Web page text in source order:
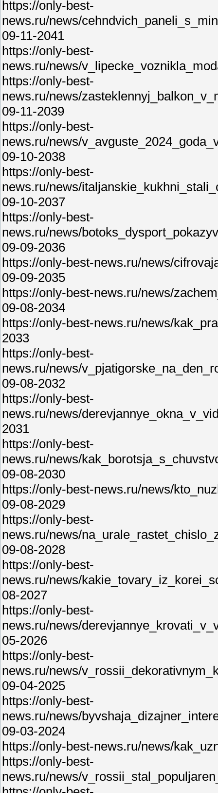
https://only-best-
news.ru/news/
09-11-2041
https://only-best-
news.ru/news/
https://only-best-
news.ru/news/
09-11-2039
https://only-best-
news.ru/news/
09-10-2038
https://only-best-
news.ru/news/
09-10-2037
https://only-best-
news.ru/news/
09-09-2036
https://only-best-news.ru/news/
09-09-2035
https://only-best-news.ru/news/
09-08-2034
https://only-best-news.ru/news/
2033
https://only-best-
news.ru/news/
09-08-2032
https://only-best-
news.ru/news/
2031
https://only-best-
news.ru/news/
09-08-2030
https://only-best-news.ru/news/
09-08-2029
https://only-best-
news.ru/news/
09-08-2028
https://only-best-
news.ru/news/
08-2027
https://only-best-
news.ru/news/
05-2026
https://only-best-
news.ru/news/
09-04-2025
https://only-best-
news.ru/news/
09-03-2024
https://only-best-news.ru/news/
https://only-best-
news.ru/news/